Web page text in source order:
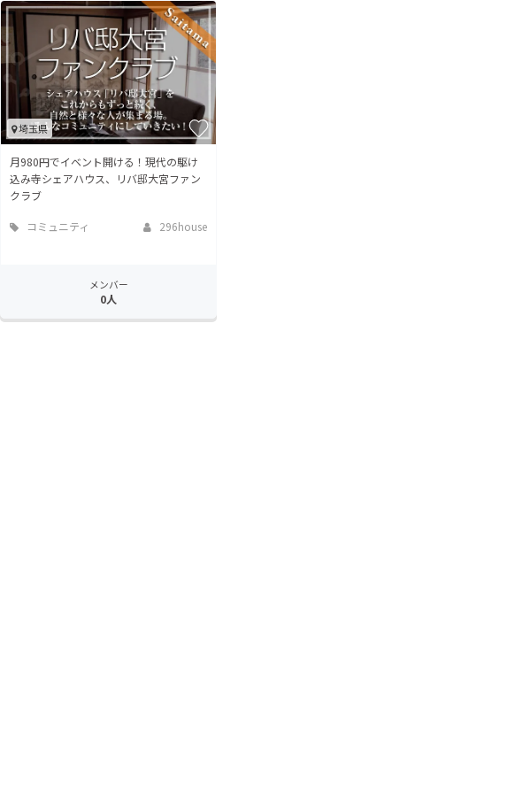
埼玉県
月980円でイベント開ける！現代の駆け
込み寺シェアハウス、リバ邸大宮ファン
クラブ
コミュニティ 296house
メンバー
0人